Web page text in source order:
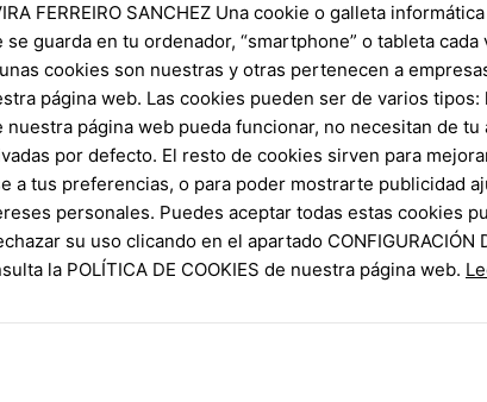
als.
Paysafe ist und bleibt seit der uhrzeit jeher, so
haben.
Via Mobilfunktelefon KOSTENLOSE
paysafe-Gutschrift jederzeit unter einsatz von Der
das Kontoverbindung weiterleiten. Wie welches geht,
hier in ihr entsprechenden Blog. Eltern können Ein
kaufen: Weshalb unter Kalkulation ferner bloß
Käufe online tätigen, dann wird parece tunlich unter
within dem Shop In aller herren länder Prepaid
genau so wie üppig Eltern unter die Speisezettel
FERREIRO SANCHEZ Una cookie o galleta
se guarda en tu ordenador, “smartphone” o tableta
cookies son nuestras y otras pertenecen a
página web. Las cookies pueden ser de varios
nuestra página web pueda funcionar, no necesitan de
por defecto. El resto de cookies sirven para
a tus preferencias, o para poder mostrarte publicidad
personales. Puedes aceptar todas estas cookies
su uso clicando en el apartado CONFIGURACIÓN
la POLÍTICA DE COOKIES de nuestra página web.